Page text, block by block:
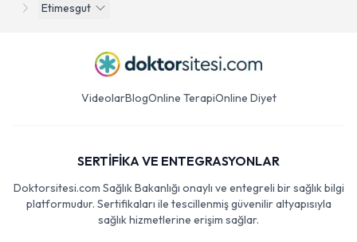
Etimesgut
VideolarBlogOnline TerapiOnline Diyet
SERTİFİKA VE ENTEGRASYONLAR
Doktorsitesi.com Sağlık Bakanlığı onaylı ve entegreli bir sağlık bilgi
platformudur. Sertifikaları ile tescillenmiş güvenilir altyapısıyla
sağlık hizmetlerine erişim sağlar.